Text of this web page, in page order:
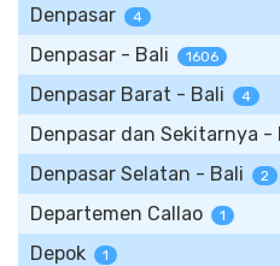
Denpasar 4
Denpasar - Bali 1606
Denpasar Barat - Bali 4
Denpasar dan Sekitarnya -
Denpasar Selatan - Bali 2
Departemen Callao 1
Depok 1